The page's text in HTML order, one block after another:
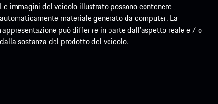
Le immagini del veicolo illustrato possono contenere
automaticamente materiale generato da computer. La
rappresentazione può differire in parte dall'aspetto reale e / o
dalla sostanza del prodotto del veicolo.